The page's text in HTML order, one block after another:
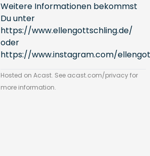
Weitere Informationen bekommst
Du unter
https://www.ellengottschling.de/
oder
https://www.instagram.com/
Hosted on Acast. See acast.com/privacyfor
more information.